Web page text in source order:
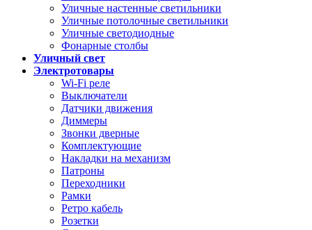
Уличные настенные светильники
Уличные потолочные светильники
Уличные светодиодные
Фонарные столбы
Уличный свет
Электротовары
Wi-Fi реле
Выключатели
Датчики движения
Диммеры
Звонки дверные
Комплектующие
Накладки на механизм
Патроны
Переходники
Рамки
Ретро кабель
Розетки